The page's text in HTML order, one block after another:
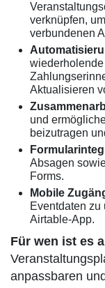
verknüpfen,
verbundenen
Aktualisieren
und
beizutragen
Absagen
Forms.
Mobile
Eventdaten
Airtable-App.
Für wen ist es
anpassbaren